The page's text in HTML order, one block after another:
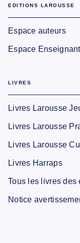
EDITIONS LAROUSSE
Espace auteurs
Espace
LIVRES
Livres Larousse
Livres Larousse
Livres Larousse
Livres Harraps
Tous les livres des
Notice